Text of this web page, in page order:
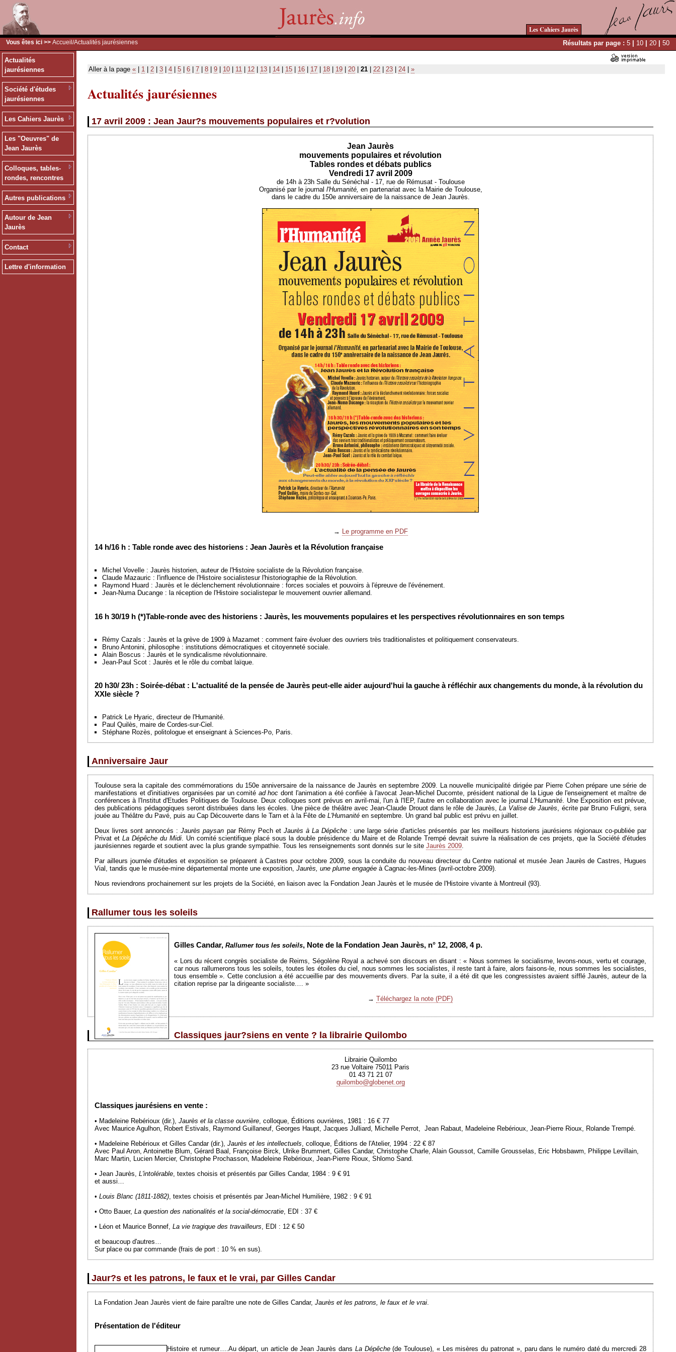
Les Cahiers Jaurès
Vous êtes ici >> Accueil /Actualités jaurésiennes Résultats par page : 5 | 10 | 20 | 50
Actualités
jaurésiennes
Société d'études
jaurésiennes
Les Cahiers Jaurès
Les "Oeuvres" de
Jean Jaurès
Colloques, tables-
rondes, rencontres
Autres publications
Autour de Jean
Jaurès
Contact
Lettre d'information
Aller à la page « 1 2 3 4 5 6 7 8 9 10 11 12 13 14 15 16 17 18 19 20 21 22 23 24 »
Actualités jaurésiennes
17 avril 2009 : Jean Jaur?s mouvements populaires et r?volution
Jean Jaurès
mouvements populaires et révolution
Tables rondes et débats publics
Vendredi 17 avril 2009
de 14h à 23h Salle du Sénéchal - 17, rue de Rémusat - Toulouse
Organisé par le journal l'Humanité, en partenariat avec la Mairie de Toulouse,
dans le cadre du 150e anniversaire de la naissance de Jean Jaurès.
→ Le programme en PDF
14 h/16 h : Table ronde avec des historiens : Jean Jaurès et la Révolution française
Michel Vovelle : Jaurès historien, auteur de l'Histoire socialiste de la Révolution française.
Claude Mazauric : l'influence de l'Histoire socialistesur l'historiographie de la Révolution.
Raymond Huard : Jaurès et le déclenchement révolutionnaire : forces sociales et pouvoirs à l'épreuve de l'événement.
Jean-Numa Ducange : la réception de l'Histoire socialistepar le mouvement ouvrier allemand.
16 h 30/19 h (*)Table-ronde avec des historiens : Jaurès, les mouvements populaires et les perspectives révolutionnaires en son temps
Rémy Cazals : Jaurès et la grève de 1909 à Mazamet : comment faire évoluer des ouvriers très traditionalistes et politiquement conservateurs.
Bruno Antonini, philosophe : institutions démocratiques et citoyenneté sociale.
Alain Boscus : Jaurès et le syndicalisme révolutionnaire.
Jean-Paul Scot : Jaurès et le rôle du combat laïque.
20 h30/ 23h : Soirée-débat : L'actualité de la pensée de Jaurès peut-elle aider aujourd'hui la gauche à réfléchir aux changements du monde, à la révolution du
XXIe siècle ?
Patrick Le Hyaric, directeur de l'Humanité.
Paul Quilès, maire de Cordes-sur-Ciel.
Stéphane Rozès, politologue et enseignant à Sciences-Po, Paris.
Anniversaire Jaur
Toulouse sera la capitale des commémorations du 150e anniversaire de la naissance de Jaurès en septembre 2009. La nouvelle municipalité dirigée par Pierre Cohen prépare une série de
manifestations et d'initiatives organisées par un comité ad hoc dont l'animation a été confiée à l'avocat Jean-Michel Ducomte, président national de la Ligue de l'enseignement et maître de
conférences à l'Institut d'Etudes Politiques de Toulouse. Deux colloques sont prévus en avril-mai, l'un à l'IEP, l'autre en collaboration avec le journalL'Humanité. Une Exposition est prévue,
des publications pédagogiques seront distribuées dans les écoles. Une pièce de théâtre avec Jean-Claude Drouot dans le rôle de Jaurès,La Valise de Jaurès, écrite par Bruno Fuligni, sera
jouée au Théâtre du Pavé, puis au Cap Découverte dans le Tarn et à la Fête de L'Humanité en septembre. Un grand bal public est prévu en juillet.
Deux livres sont annoncés :Jaurès paysan par Rémy Pech et Jaurès à La Dépêche : une large série d'articles présentés par les meilleurs historiens jaurésiens régionaux co-publiée par
Privat et La Dépêche du Midi. Un comité scientifique placé sous la double présidence du Maire et de Rolande Trempé devrait suivre la réalisation de ces projets, que la Société d'études
jaurésiennes regarde et soutient avec la plus grande sympathie. Tous les renseignements sont donnés sur le site Jaurès 2009.
Par ailleurs journée d'études et exposition se préparent à Castres pour octobre 2009, sous la conduite du nouveau directeur du Centre national et musée Jean Jaurès de Castres, Hugues
Vial, tandis que le musée-mine départemental monte une exposition, Jaurès, une plume engagée à Cagnac-les-Mines (avril-octobre 2009).
Nous reviendrons prochainement sur les projets de la Société, en liaison avec la Fondation Jean Jaurès et le musée de l'Histoire vivante à Montreuil (93).
Rallumer tous les soleils
Gilles Candar, Rallumer tous les soleils, Note de la Fondation Jean Jaurès, n° 12, 2008, 4 p.
« Lors du récent congrès socialiste de Reims, Ségolène Royal a achevé son discours en disant : « Nous sommes le socialisme, levons-nous, vertu et courage,
car nous rallumerons tous les soleils, toutes les étoiles du ciel, nous sommes les socialistes, il reste tant à faire, alors faisons-le, nous sommes les socialistes,
tous ensemble ». Cette conclusion a été accueillie par des mouvements divers. Par la suite, il a été dit que les congressistes avaient sifflé Jaurès, auteur de la
citation reprise par la dirigeante socialiste.… »
→Téléchargez la note (PDF)
Classiques jaur?siens en vente ? la librairie Quilombo
Librairie Quilombo
23 rue Voltaire 75011 Paris
01 43 71 21 07
quilombo@globenet.org
Classiques jaurésiens en vente :
• Madeleine Rebérioux (dir.), Jaurès et la classe ouvrière, colloque, Éditions ouvrières, 1981 : 16 € 77
Avec Maurice Agulhon, Robert Estivals, Raymond Guillaneuf, Georges Haupt, Jacques Julliard, Michelle Perrot, Jean Rabaut, Madeleine Rebérioux, Jean-Pierre Rioux, Rolande Trempé.
• Madeleine Rebérioux et Gilles Candar (dir.), Jaurès et les intellectuels, colloque, Éditions de l'Atelier, 1994 : 22 € 87
Avec Paul Aron, Antoinette Blum, Gérard Baal, Françoise Birck, Ulrike Brummert, Gilles Candar, Christophe Charle, Alain Goussot, Camille Grousselas, Eric Hobsbawm, Philippe Levillain,
Marc Martin, Lucien Mercier, Christophe Prochasson, Madeleine Rebérioux, Jean-Pierre Rioux, Shlomo Sand.
• Jean Jaurès, L'intolérable, textes choisis et présentés par Gilles Candar, 1984 : 9 € 91
et aussi…
• Louis Blanc (1811-1882), textes choisis et présentés par Jean-Michel Humilière, 1982 : 9 € 91
• Otto Bauer, La question des nationalités et la social-démocratie, EDI : 37 €
• Léon et Maurice Bonnef, La vie tragique des travailleurs, EDI : 12 € 50
et beaucoup d'autres…
Sur place ou par commande (frais de port : 10 % en sus).
Jaur?s et les patrons, le faux et le vrai, par Gilles Candar
La Fondation Jean Jaurès vient de faire paraître une note de Gilles Candar, Jaurès et les patrons, le faux et le vrai.
Présentation de l'éditeur
Histoire et rumeur….Au départ, un article de Jean Jaurès dans La Dépêche(de Toulouse), « Les misères du patronat », paru dans le numéro daté du mercredi 28